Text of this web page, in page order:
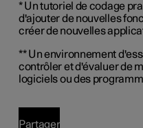
* Un tutoriel de codage
d'ajouter de nouvelles
créer de nouvelles
** Un environnement
contrôler et d'évaluer de
logiciels ou des
Partager